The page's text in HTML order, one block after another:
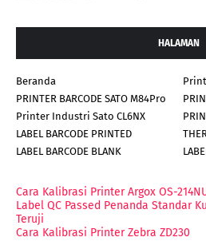
HALAMAN
Beranda
PRINTER BARCODE SATO M84Pro
Printer Industri Sato CL6NX
LABEL BARCODE PRINTED
LABEL BARCODE BLANK
Cara Kalibrasi Printer Argox OS-
Label QC Passed Penanda Standar
Teruji
Cara Kalibrasi Printer Zebra ZD230